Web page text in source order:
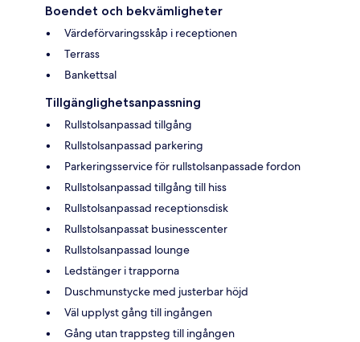
Boendet och bekvämligheter
Värdeförvaringsskåp i receptionen
Terrass
Bankettsal
Tillgänglighetsanpassning
Rullstolsanpassad tillgång
Rullstolsanpassad parkering
Parkeringsservice för rullstolsanpassade fordon
Rullstolsanpassad tillgång till hiss
Rullstolsanpassad receptionsdisk
Rullstolsanpassat businesscenter
Rullstolsanpassad lounge
Ledstänger i trapporna
Duschmunstycke med justerbar höjd
Väl upplyst gång till ingången
Gång utan trappsteg till ingången